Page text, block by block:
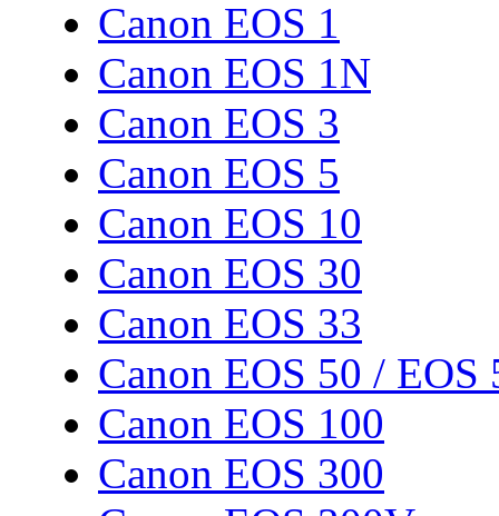
Canon EOS 1
Canon EOS 1N
Canon EOS 3
Canon EOS 5
Canon EOS 10
Canon EOS 30
Canon EOS 33
Canon EOS 50 / EOS
Canon EOS 100
Canon EOS 300